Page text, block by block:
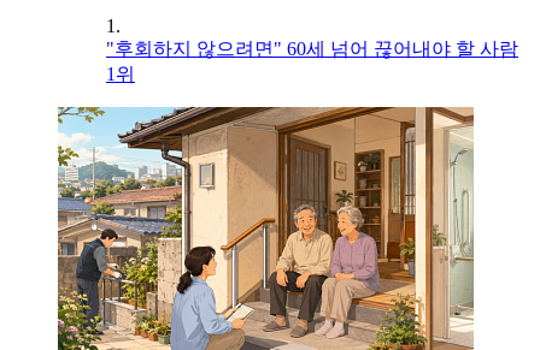
1.
"후회하지 않으려면" 60세 넘어 끊어내야 할 사람
1위